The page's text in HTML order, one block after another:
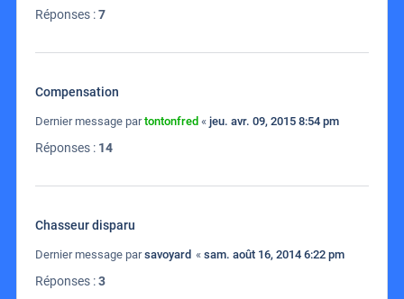
Réponses :7
Compensation
Dernier message partontonfred « jeu. avr. 09, 2015 8:54 pm
Réponses : 14
Chasseur disparu
Dernier message parsavoyard « sam. août 16, 2014 6:22 pm
Réponses :3